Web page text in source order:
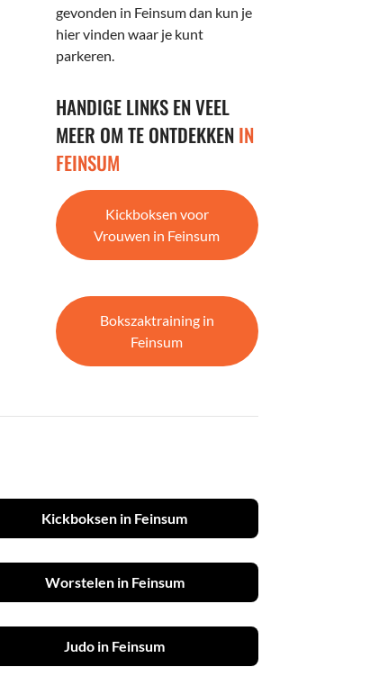
gevonden in Feinsum dan kun je
hier vinden waar je kunt
parkeren.
HANDIGE LINKS EN VEEL
MEER OM TE ONTDEKKENIN
FEINSUM
Kickboksen voor
Vrouwen in Feinsum
Bokszaktraining in
Feinsum
Kickboksen in Feinsum
Worstelen in Feinsum
Judo in Feinsum